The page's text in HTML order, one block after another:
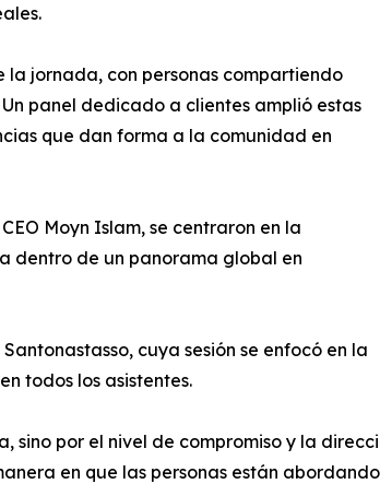
la jornada, con personas compartiendo
panel dedicado a clientes amplió estas
que dan forma a la comunidad en
Moyn Islam, se centraron en la
dentro de un panorama global en
cuya sesión se enfocó en la
todos los asistentes.
sino por el nivel de compromiso y la
en que las personas están